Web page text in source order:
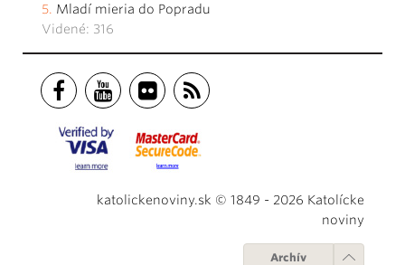
Mladí mieria do Popradu
Videné: 316
katolickenoviny.sk © 1849 - 2026 Katolícke
noviny
Archív